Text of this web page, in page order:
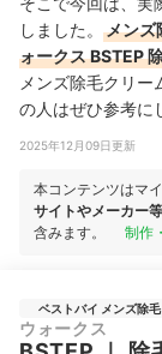
しました。
メンズ
ォークス BSTEP
メンズ除毛クリ
の人はぜひ参考に
2025年12月09日更新
本コンテンツはマ
サイトやメーカー
含みます。
制作
ベストバイ メンズ除
ウォークス